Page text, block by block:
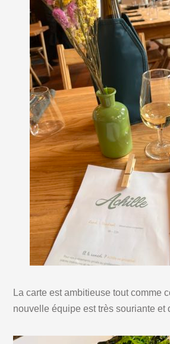
La carte est ambitieuse tout comme
nouvelle équipe est très souriante et